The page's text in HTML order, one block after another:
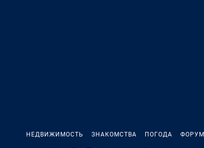
НЕДВИЖИМОСТЬ ЗНАКОМСТВА ПОГОДА ФОРУМ